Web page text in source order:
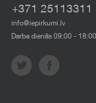
+371 25113311
info@iepirkumi.lv
Darba dienās 09:00 - 18:00